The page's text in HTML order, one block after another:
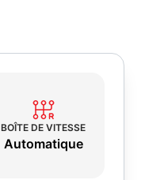
BOÎTE DE VITESSE
Automatique